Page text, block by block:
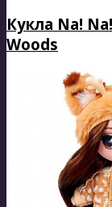
Кукла Na!
Woods